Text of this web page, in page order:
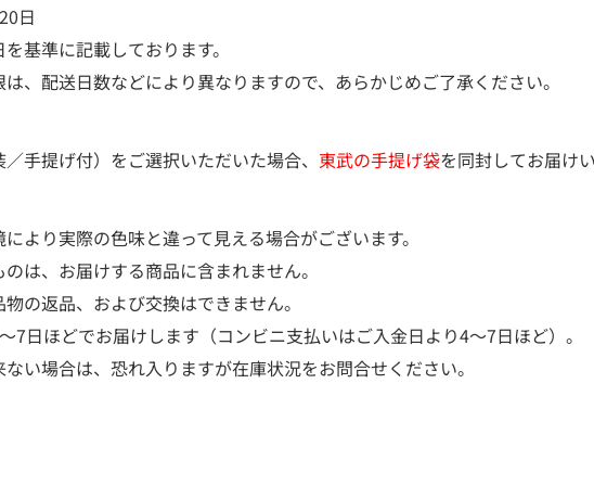
日
基準に記載しております。
、配送日数などにより異なりますので、あらかじめご了承ください。
手提げ付）をご選択いただいた場合、 東武の手提げ袋を同封してお届け
より実際の色味と違って見える場合がございます。
は、お届けする商品に含まれません。
の返品、および交換はできません。
日ほどでお届けします（コンビニ支払いはご入金日より4～7日ほど）。
い場合は、恐れ入りますが在庫状況をお問合せください。